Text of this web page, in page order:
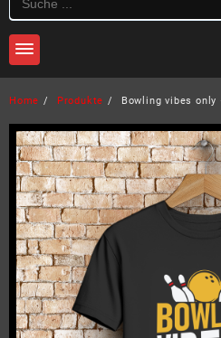
Home Produkte Bowling vibes